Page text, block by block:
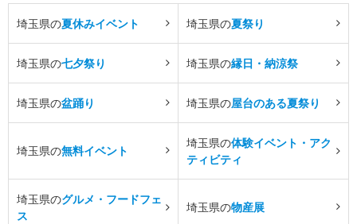
埼玉県の夏休みイベント 埼玉県の夏祭り
埼玉県の七夕祭り 埼玉県の縁日・納涼祭
埼玉県の盆踊り 埼玉県の屋台のある夏祭り
埼玉県の無料イベント
埼玉県の体験イベント・アク
ティビティ
埼玉県のグルメ・フードフェ
ス
埼玉県の物産展